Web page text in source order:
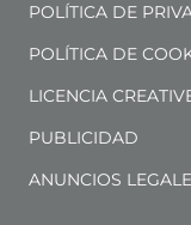
POLÍTICA DE
POLÍTICA DE
LICENCIA
PUBLICIDAD
ANUNCIOS